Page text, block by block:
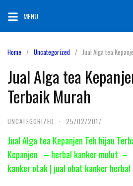
content
MENU
Home Uncategorized Jual Alga tea
Jual Alga tea
Terbaik Murah
UNCATEGORIZED · 25/02/2017
Jual Alga tea Kepanjen Teh hijau
Kepanjen – herbal kanker mulut –
kanker otak | jual obat kanker